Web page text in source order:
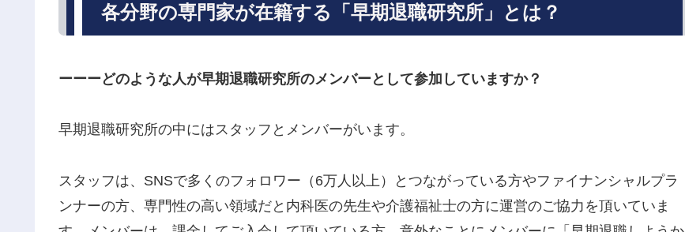
各分野の専門家が在籍する「早期退職研究所」とは？
ーーーどのような人が早期退職研究所のメンバーとして参加していますか？
早期退職研究所の中にはスタッフとメンバーがいます。
スタッフは、SNSで多くのフォロワー（6万人以上）とつながっている方やファイナンシャルプラ
ンナーの方、専門性の高い領域だと内科医の先生や介護福祉士の方に運営のご協力を頂いていま